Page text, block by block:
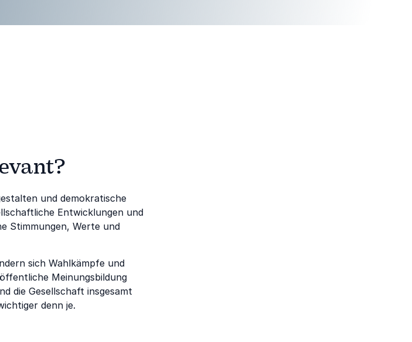
und demokratische
Entwicklungen und
Stimmungen, Werte und
sich Wahlkämpfe und
Meinungsbildung
die Gesellschaft insgesamt
denn je.